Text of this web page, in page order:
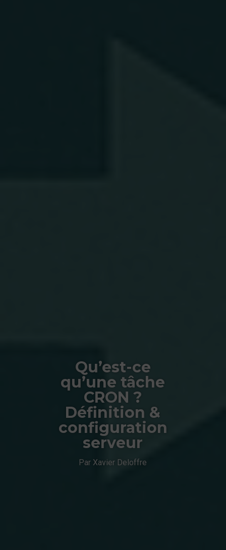
Qu’est-ce
qu’une tâche
CRON ?
Définition &
configuration
serveur
Par Xavier Deloffre